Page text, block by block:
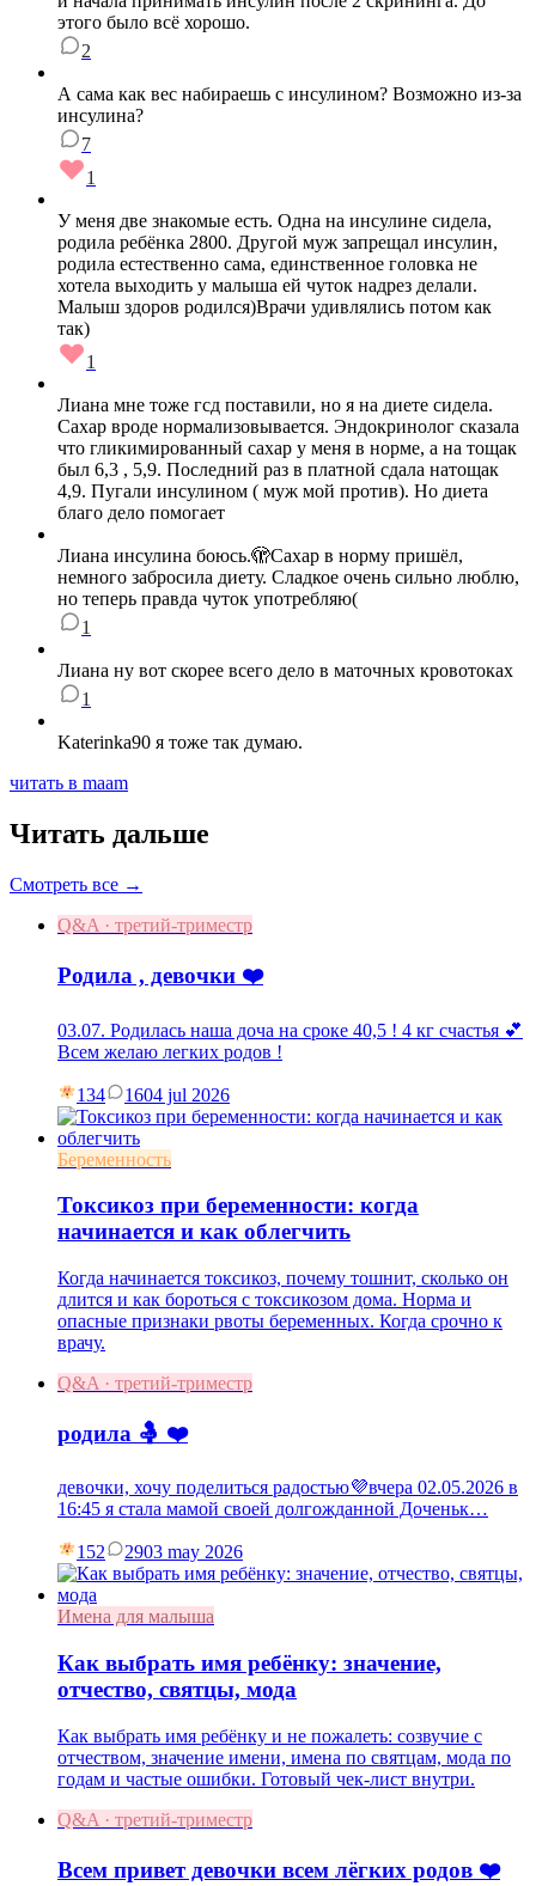
этого было всё хорошо.
2
А сама как вес набираешь с инсулином? Возможно из-за
инсулина?
7
1
У меня две знакомые есть. Одна на инсулине сидела,
родила ребёнка 2800. Другой муж запрещал инсулин,
родила естественно сама, единственное головка не
хотела выходить у малыша ей чуток надрез делали.
Малыш здоров родился)Врачи удивлялись потом как
так)
1
Лиана мне тоже гсд поставили, но я на диете сидела.
Сахар вроде нормализовывается. Эндокринолог сказала
что гликимированный сахар у меня в норме, а на тощак
был 6,3 , 5,9. Последний раз в платной сдала натощак
4,9. Пугали инсулином ( муж мой против). Но диета
благо дело помогает
Лиана инсулина боюсь.🫣Сахар в норму пришёл,
немного забросила диету. Сладкое очень сильно люблю,
но теперь правда чуток употребляю(
1
Лиана ну вот скорее всего дело в маточных кровотоках
1
Katerinka90 я тоже так думаю.
читать в maam
Читать дальше
Смотреть все →
Q&A · третий-триместр
Родила , девочки ❤️
03.07. Родилась наша доча на сроке 40,5 ! 4 кг счастья 💕
Всем желаю легких родов !
134 1604 jul 2026
Беременность
Токсикоз при беременности: когда
начинается и как облегчить
Когда начинается токсикоз, почему тошнит, сколько он
длится и как бороться с токсикозом дома. Норма и
опасные признаки рвоты беременных. Когда срочно к
врачу.
Q&A · третий-триместр
родила 🤱 ❤️
девочки, хочу поделиться радостью💜вчера 02.05.2026 в
16:45 я стала мамой своей долгожданной Доченьк…
152 2903 may 2026
Имена для малыша
Как выбрать имя ребёнку: значение,
отчество, святцы, мода
Как выбрать имя ребёнку и не пожалеть: созвучие с
отчеством, значение имени, имена по святцам, мода по
годам и частые ошибки. Готовый чек-лист внутри.
Q&A · третий-триместр
Всем привет девочки всем лёгких родов ❤️